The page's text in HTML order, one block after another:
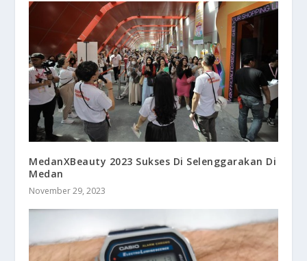
MedanXBeauty 2023 Sukses Di Selenggarakan Di
Medan
November 29, 2023